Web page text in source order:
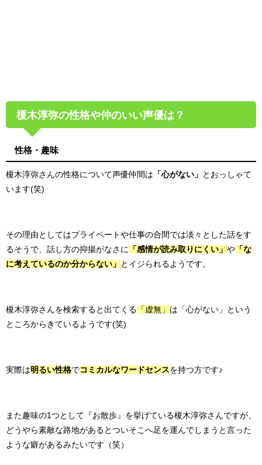
榎木淳弥の性格や仲のいい声優は？
性格・趣味
榎木淳弥さんの性格について声優仲間は 「心がない」
とおっしゃて
います(笑)
その理由としてはプライベートや仕事の合間では淡々とした話をす
るそうで、話し方の抑揚がなさに 「感情が読み取りにくい」 や 「な
に考えているのか分からない」
とイジられるようです。
榎木淳弥さんを検索すると出てくる 「 虚無」 は「心がない」という
ところからきているようです(笑)
実際は明るい性格でコミカルなワードセンスを持つ方です♪
また趣味の1つとして『お散歩』を挙げている榎木淳弥さんですが、
どうやら素敵な路地があるとついそこへ足を運んでしまうと言った
ような癖があるみたいです（笑）